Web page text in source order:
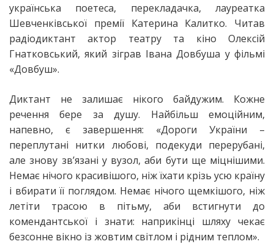
українська поетеса, перекладачка, лауреатка
Шевченківської премії Катерина Калитко. Читав
радіодиктант актор театру та кіно Олексій
Гнатковський, який зіграв Івана Довбуша у фільмі
«Довбуш».
Диктант не залишає нікого байдужим. Кожне
речення бере за душу. Найбільш емоційним,
напевно, є завершення: «Дороги України –
переплутані нитки любові, подекуди перерубані,
але знову зв’язані у вузол, аби бути ще міцнішими.
Немає нічого красивішого, ніж їхати крізь усю країну
і вбирати її поглядом. Немає нічого щемкішого, ніж
летіти трасою в пітьму, аби встигнути до
комендантської і знати: наприкінці шляху чекає
безсонне вікно із жовтим світлом і рідним теплом».